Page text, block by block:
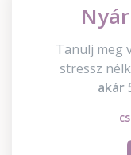
Tanulj meg
stressz
akár